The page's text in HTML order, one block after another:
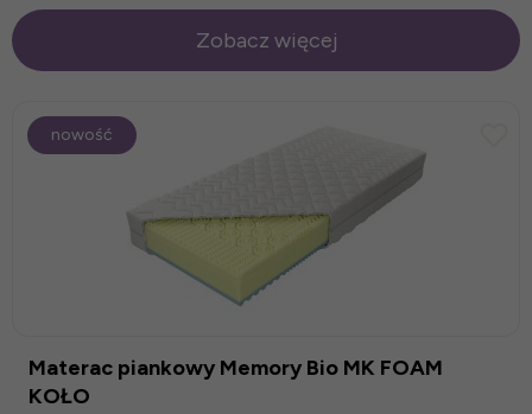
Zobacz więcej
Materac piankowy Memory Bio MK FOAM
KOŁO
nowość